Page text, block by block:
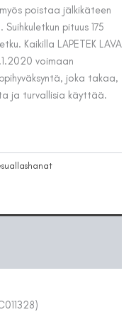
poistaa jälkikäteen
pituus 175
Kaikilla LAPETEK LAVA
voimaan
joka takaa,
ja turvallisia käyttää.